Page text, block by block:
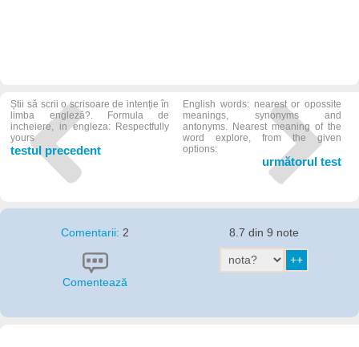
Știi să scrii o scrisoare de intenție în
limba engleză?. Formula de
incheiere, in engleza: Respectfully
yours
testul precedent
English words: nearest or opossite
meanings, synonyms and
antonyms. Nearest meaning of the
word explore, from the given
options:
următorul test
Comentarii: 2
Comentează
8.7 din 9 note